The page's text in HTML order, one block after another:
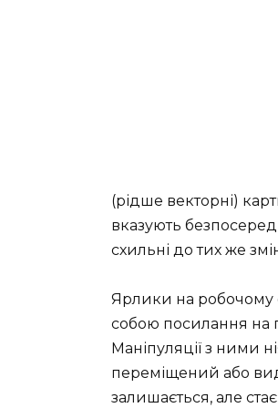
(рідше векторні)
вказують
схильні до тих же
Ярлики на робочому
собою посилання на
Маніпуляції з ними
переміщений або
залишається, але